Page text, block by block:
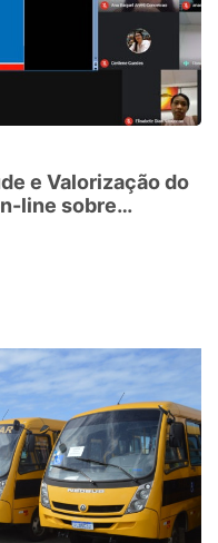
e Valorização do
line sobre